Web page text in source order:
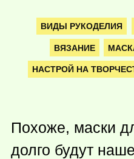
ВИДЫ РУКОДЕЛИЯ
ВЯЗАНИЕ
НАСТРОЙ НА
Похоже, маски
долго будут